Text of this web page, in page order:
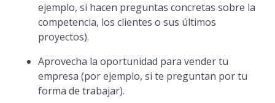
ejemplo, si hacen preguntas concretas sobre la
competencia, los clientes o sus últimos
proyectos).
Aprovecha la oportunidad para vender tu
empresa (por ejemplo, si te preguntan por tu
forma de trabajar).